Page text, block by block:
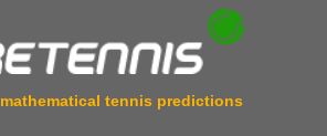
mathematical tennis predictions